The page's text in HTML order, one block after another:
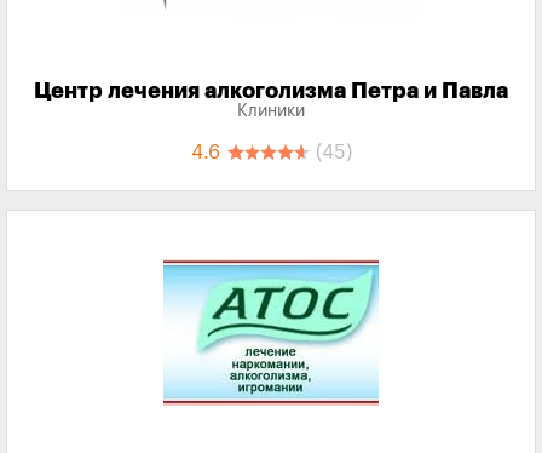
Центр лечения алкоголизма Петра и Павла
Клиники
4.6 (45)